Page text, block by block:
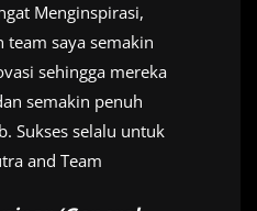
Menginspirasi,
saya semakin
sehingga mereka
semakin penuh
Sukses selalu untuk
and Team